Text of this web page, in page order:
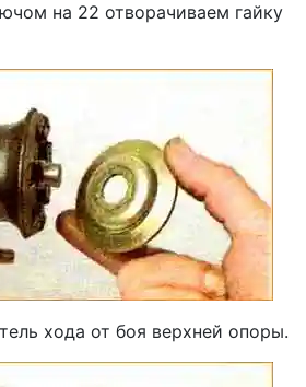
на 22 отворачиваем гайку
хода от боя верхней опоры.